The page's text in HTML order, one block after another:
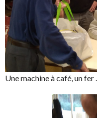
Une machine à café, un